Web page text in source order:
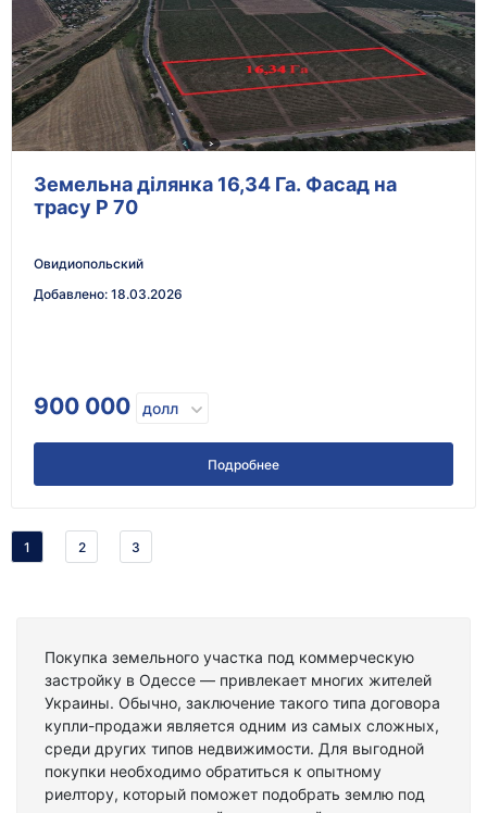
Земельна ділянка 16,34 Га. Фасад на
трасу Р 70
Овидиопольский
Добавлено: 18.03.2026
900 000 долл
Подробнее
1 2 3
Покупка земельного участка под коммерческую
застройку в Одессе — привлекает многих жителей
Украины. Обычно, заключение такого типа договора
купли-продажи является одним из самых сложных,
среди других типов недвижимости. Для выгодной
покупки необходимо обратиться к опытному
риелтору, который поможет подобрать землю под